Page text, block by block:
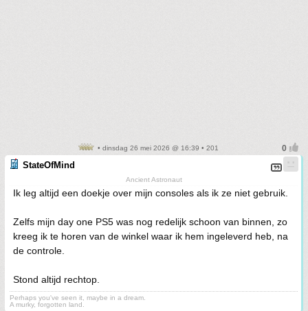
• dinsdag 26 mei 2026 @ 16:39 • 201
StateOfMind
Ancient Astronaut
Ik leg altijd een doekje over mijn consoles als ik ze niet gebruik.
Zelfs mijn day one PS5 was nog redelijk schoon van binnen, zo
kreeg ik te horen van de winkel waar ik hem ingeleverd heb, na
de controle.
Stond altijd rechtop.
Perhaps you've seen it, maybe in a dream.
A murky, forgotten land.